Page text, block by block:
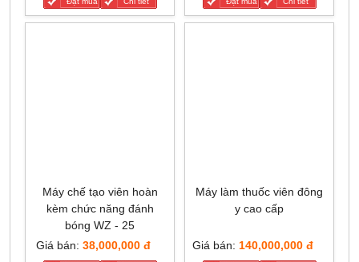
Máy chế tạo viên hoàn
kèm chức năng đánh
bóng WZ - 25
Giá bán: 38,000,000 đ
Máy làm thuốc viên đông
y cao cấp
Giá bán: 140,000,000 đ